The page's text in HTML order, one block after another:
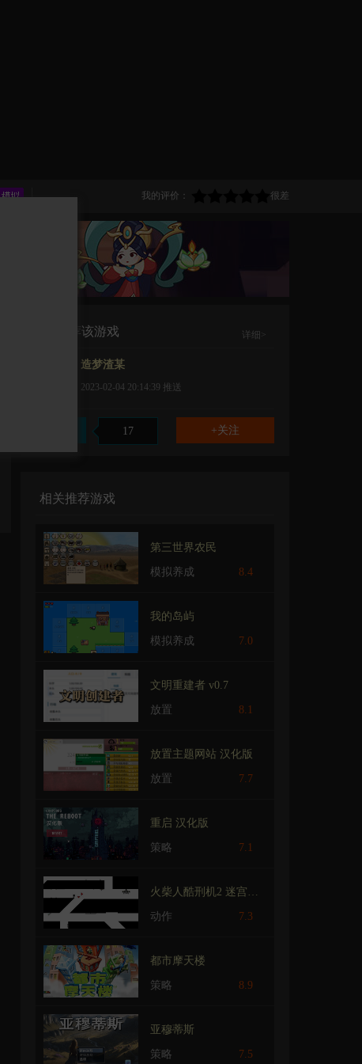
我的评价： 很差
TA推荐该游戏 详细>
造梦渣某
2023-02-04 20:14:39 推送
17
相关推荐游戏
第三世界农民
模拟养成 8.4
我的岛屿
模拟养成 7.0
文明重建者 v0.7
放置 8.1
放置主题网站 汉化版
放置 7.7
重启 汉化版
策略 7.1
火柴人酷刑机2 迷宫（汉化版）
动作 7.3
都市摩天楼
策略 8.9
亚穆蒂斯
策略 7.5